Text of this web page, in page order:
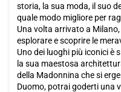
storia, la sua moda, il suo
quale modo migliore per
Una volta arrivato a
esplorare e scoprire le
Uno dei luoghi più iconici è
la sua maestosa
della Madonnina che si
Duomo, potrai goderti una